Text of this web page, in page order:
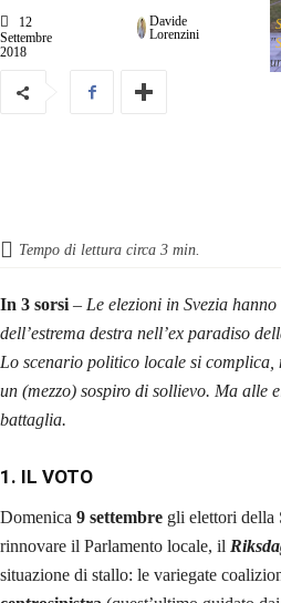
12
Settembre
2018
Davide
Lorenzini
"
"
Tempo di lettura circa 3 min.
In 3 sorsi – Le elezioni in Svezia
dell’estrema destra nell’ex paradiso
Lo scenario politico locale si complica,
un (mezzo) sospiro di sollievo. Ma alle
battaglia.
1. IL VOTO
Domenica 9 settembre gli elettori della
rinnovare il Parlamento locale, il
situazione di stallo: le variegate